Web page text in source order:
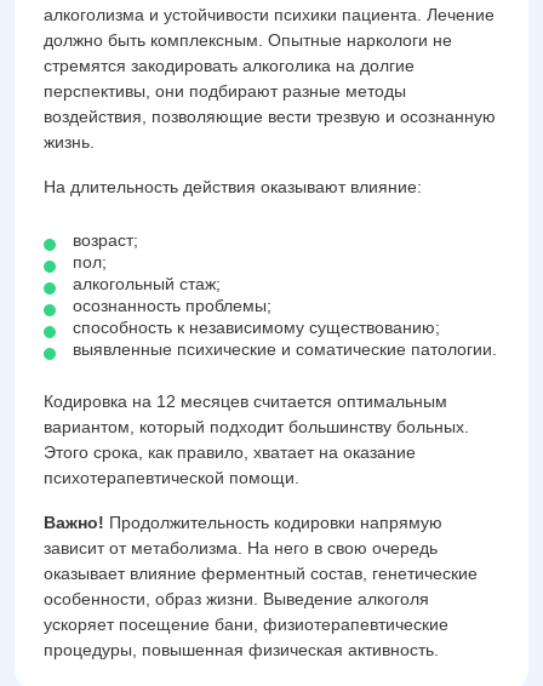
алкоголизма и устойчивости психики пациента. Лечение
должно быть комплексным. Опытные наркологи не
стремятся закодировать алкоголика на долгие
перспективы, они подбирают разные методы
воздействия, позволяющие вести трезвую и осознанную
жизнь.
На длительность действия оказывают влияние:
возраст;
пол;
алкогольный стаж;
осознанность проблемы;
способность к независимому существованию;
выявленные психические и соматические патологии.
Кодировка на 12 месяцев считается оптимальным
вариантом, который подходит большинству больных.
Этого срока, как правило, хватает на оказание
психотерапевтической помощи.
Важно! Продолжительность кодировки напрямую
зависит от метаболизма. На него в свою очередь
оказывает влияние ферментный состав, генетические
особенности, образ жизни. Выведение алкоголя
ускоряет посещение бани, физиотерапевтические
процедуры, повышенная физическая активность.